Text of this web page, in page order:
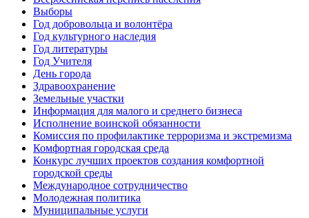
Выборы
Год добровольца и волонтёра
Год культурного наследия
Год литературы
Год Учителя
День города
Здравоохранение
Земельные участки
Информация для малого и среднего бизнеса
Исполнение воинской обязанности
Комиссия по профилактике терроризма и экстремизма
Комфортная городская среда
Конкурс лучших проектов создания комфортной
городской среды
Международное сотрудничество
Молодежная политика
Муниципальные услуги